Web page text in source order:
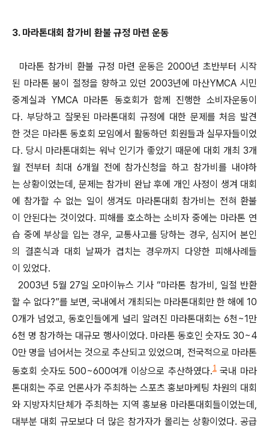
3. 마라톤대회 참가비 환불 규정 마련 운동
마라톤 참가비 환불 규정 마련 운동은 2000년 초반부터 시작
된 마라톤 붐이 절정을 향하고 있던 2003년에 마산YMCA 시민
중계실과 YMCA 마라톤 동호회가 함께 진행한 소비자운동이
다. 부당하고 잘못된 마라톤대회 규정에 대한 문제를 처음 발견
한 것은 마라톤 동호회 모임에서 활동하던 회원들과 실무자들이었
다. 당시 마라톤대회는 워낙 인기가 좋았기 때문에 대회 개최 3개
월 전부터 최대 6개월 전에 참가신청을 하고 참가비를 내야하
는 상황이었는데, 문제는 참가비 완납 후에 개인 사정이 생겨 대회
에 참가할 수 없는 일이 생겨도 마라톤대회 참가비는 전혀 환불
이 안된다는 것이었다. 피해를 호소하는 소비자 중에는 마라톤 연
습 중에 부상을 입는 경우, 교통사고를 당하는 경우, 심지어 본인
의 결혼식과 대회 날짜가 겹치는 경우까지 다양한 피해사례들
이 있었다.
2003년 5월 27일 오마이뉴스 기사 “마라톤 참가비, 일절 반환
할 수 없다?”를 보면, 국내에서 개최되는 마라톤대회만 한 해에 10
0개가 넘었고, 동호인들에게 널리 알려진 마라톤대회는 6천~1만
6천 명 참가하는 대규모 행사이었다. 마라톤 동호인 숫자도 30~4
0만 명을 넘어서는 것으로 추산되고 있었으며, 전국적으로 마라톤
동호회 숫자도 500~600여개 이상으로 추산하였다.1국내 마라
톤대회는 주로 언론사가 주최하는 스포츠 홍보마케팅 차원의 대회
와 지방자치단체가 주최하는 지역 홍보용 마라톤대회들이었는데,
대부분 대회 규모보다 더 많은 참가자가 몰리는 상황이었다. 공급